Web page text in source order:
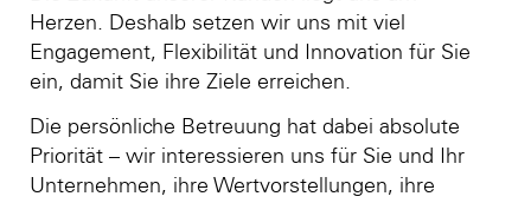
Herzen. Deshalb setzen wir uns mit viel
Engagement, Flexibilität und Innovation für Sie
ein, damit Sie ihre Ziele erreichen.
Die persönliche Betreuung hat dabei absolute
Priorität – wir interessieren uns für Sie und Ihr
Unternehmen, ihre Wertvorstellungen, ihre